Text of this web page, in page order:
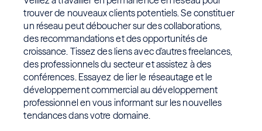
trouver de nouveaux clients potentiels. Se constituer
un réseau peut déboucher sur des collaborations,
des recommandations et des opportunités de
croissance. Tissez des liens avec d'autres freelances,
des professionnels du secteur et assistez à des
conférences. Essayez de lier le réseautage et le
développement commercial au développement
professionnel en vous informant sur les nouvelles
tendances dans votre domaine.